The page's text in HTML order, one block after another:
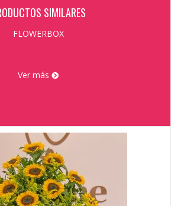
SIMILARES
FLOWERBOX
Ver más